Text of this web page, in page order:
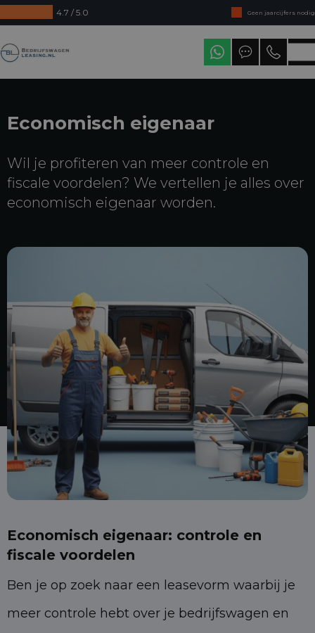
4.7 / 5.0
Geen jaarcijfers nodig
Direct uit voorraad leverbaar
Levering in heel Nederland
Economisch eigenaar
Wil je profiteren van meer controle en
fiscale voordelen? We vertellen je alles over
economisch eigenaar worden.
Economisch eigenaar: controle en
fiscale voordelen
Ben je op zoek naar een leasevorm waarbij je
meer controle hebt over je bedrijfswagen en